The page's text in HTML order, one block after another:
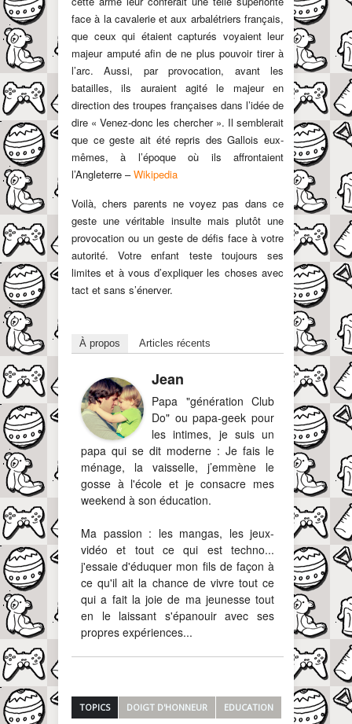
face à la cavalerie et aux arbalétriers français,
que ceux qui étaient capturés voyaient leur
majeur amputé afin de ne plus pouvoir tirer à
l’arc. Aussi, par provocation, avant les
batailles, ils auraient agité le majeur en
direction des troupes françaises dans l’idée de
dire « Venez-donc les chercher ». Il semblerait
que ce geste ait été repris des Gallois eux-
mêmes, à l’époque où ils affrontaient
l’Angleterre –Wikipedia
Voilà, chers parents ne voyez pas dans ce
geste une véritable insulte mais plutôt une
provocation ou un geste de défis face à votre
autorité. Votre enfant teste toujours ses
limites et à vous d’expliquer les choses avec
tact et sans s’énerver.
À propos Articles récents
Jean
Papa "génération Club
Do" ou papa-geek pour
les intimes, je suis un
papa qui se dit moderne : Je fais le
ménage, la vaisselle, j’emmène le
gosse à l'école et je consacre mes
weekend à son éducation.
Ma passion : les mangas, les jeux-
vidéo et tout ce qui est techno...
j'essaie d'éduquer mon fils de façon à
ce qu'il ait la chance de vivre tout ce
qui a fait la joie de ma jeunesse tout
en le laissant s'épanouir avec ses
propres expériences...
TOPICS DOIGT D'HONNEUR EDUCATION